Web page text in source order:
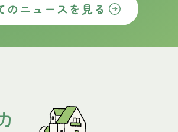
のニュースを見る